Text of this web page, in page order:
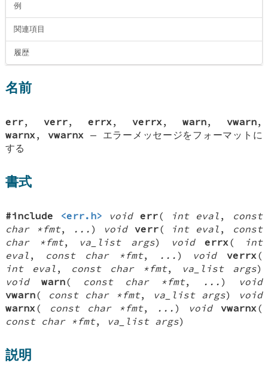
例
関連項目
履歴
名前
err,verr,errx , verrx , warn, vwarn,
warnx ,vwarnx — エラーメッセージをフォーマットに
する
書式
#include <err.h> void err( int eval ,
const
char *fmt, ... ) void verr( int eval ,
const
char *fmt, va_list args) void errx (
int
eval , const char *fmt, ... ) void verrx (
int eval , const char *fmt, va_list args)
void
warn( const char *fmt, ... )
void
vwarn( const char *fmt, va_list args)
void
warnx ( const char *fmt, ... ) void vwarnx (
const char *fmt, va_list args)
説明